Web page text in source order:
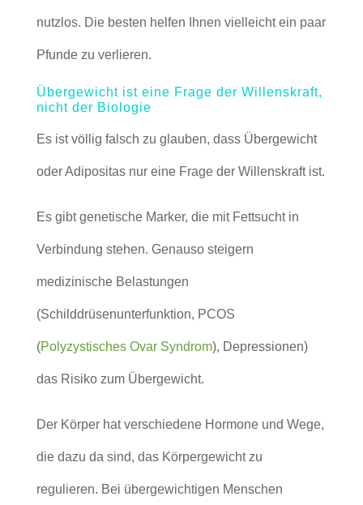
nutzlos. Die besten helfen Ihnen vielleicht ein paar
Pfunde zu verlieren.
Übergewicht ist eine Frage der Willenskraft,
nicht der Biologie
Es ist völlig falsch zu glauben, dass Übergewicht
oder Adipositas nur eine Frage der Willenskraft ist.
Es gibt genetische Marker, die mit Fettsucht in
Verbindung stehen. Genauso steigern
medizinische Belastungen
(Schilddrüsenunterfunktion, PCOS
(Polyzystisches Ovar Syndrom), Depressionen)
das Risiko zum Übergewicht.
Der Körper hat verschiedene Hormone und Wege,
die dazu da sind, das Körpergewicht zu
regulieren. Bei übergewichtigen Menschen